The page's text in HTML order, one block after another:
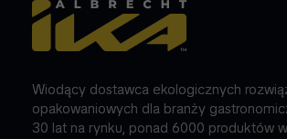
Wiodący dostawca ekologicznych
opakowaniowych dla branży
30 lat na rynku, ponad 6000 produktów